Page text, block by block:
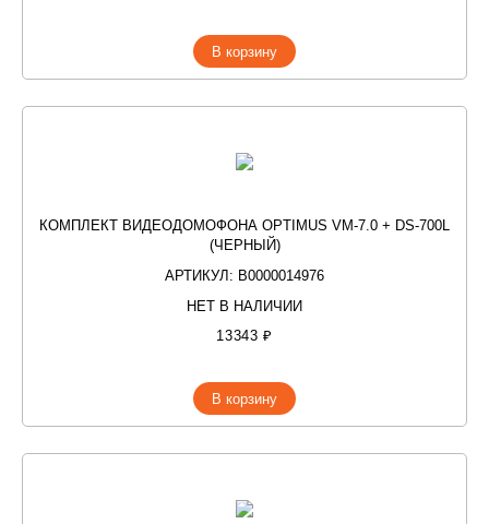
В корзину
КОМПЛЕКТ ВИДЕОДОМОФОНА OPTIMUS VM-7.0 + DS-700L
(ЧЕРНЫЙ)
АРТИКУЛ: В0000014976
НЕТ В НАЛИЧИИ
13343 ₽
В корзину